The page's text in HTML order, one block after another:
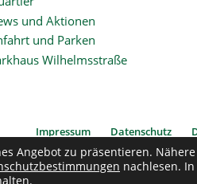
und Aktionen
und Parken
Wilhelmsstraße
Impressum Datenschutz
© 2026Verein Quartier
Angebot zu präsentieren.
nachlesen.